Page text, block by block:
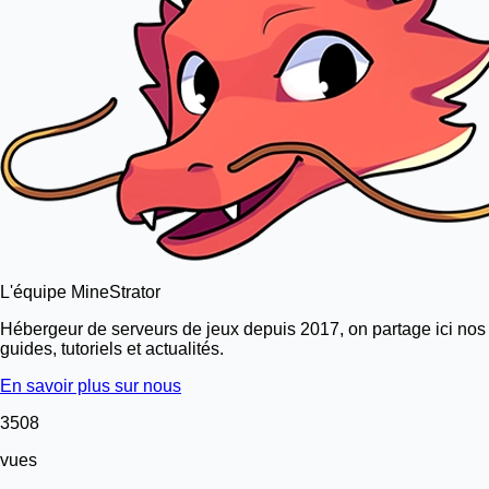
L'équipe MineStrator
Hébergeur de serveurs de jeux depuis 2017, on partage ici nos
guides, tutoriels et actualités.
En savoir plus sur nous
3508
vues